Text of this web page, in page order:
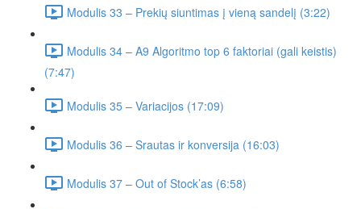
Modulis 33 – Prekių siuntimas į vieną sandelį (3:22)
Modulis 34 – A9 Algoritmo top 6 faktoriai (gali keistis)
(7:47)
Modulis 35 – Variacijos (17:09)
Modulis 36 – Srautas ir konversija (16:03)
Modulis 37 – Out of Stock’as (6:58)